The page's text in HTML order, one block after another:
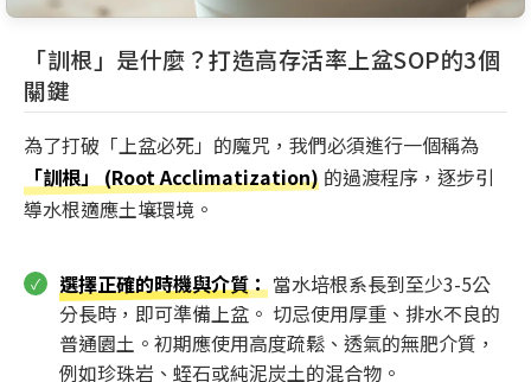
「訓根」是什麼？打造高存活率上盆SOP的3個
關鍵
為了打破「上盆必死」的魔咒，我們必須進行一個稱為
「訓根」 (Root Acclimatization) 的過渡程序，逐步引
導水根適應土壤環境。
選擇正確的時機與介質： 當水培根系長到至少3-5公
分長時，即可準備上盆。 切忌使用厚重、排水不良的
普通園土。初期應使用高度疏鬆、透氣的無肥介質，
例如珍珠岩、蛭石或純泥炭土的混合物。